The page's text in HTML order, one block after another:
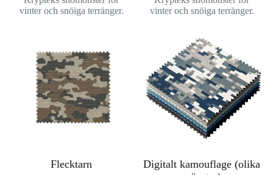
vinter och snöiga terränger.
vinter och snöiga terränger.
Flecktarn
Digitalt kamouflage (olika